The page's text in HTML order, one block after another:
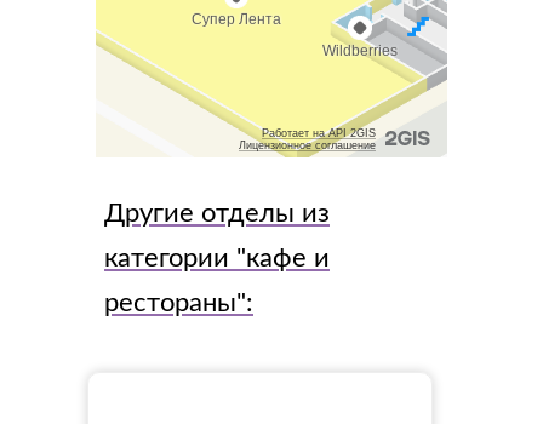
Другие отделы из
категории "кафе и
рестораны":